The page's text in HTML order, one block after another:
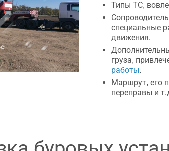
Типы ТС,
специальные
движения.
груза,
работы.
Маршрут, его
переправы и